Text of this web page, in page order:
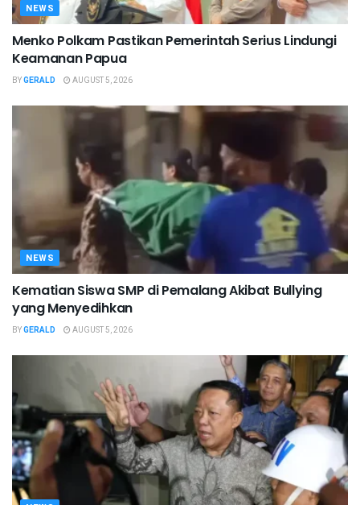
NEWS
Menko Polkam Pastikan Pemerintah Serius Lindungi
Keamanan Papua
BYGERALD AUGUST 5, 2026
NEWS
Kematian Siswa SMP di Pemalang Akibat Bullying
yang Menyedihkan
BYGERALD AUGUST 5, 2026